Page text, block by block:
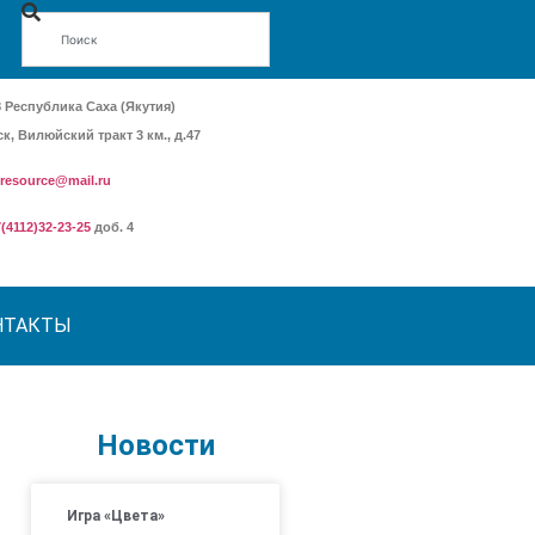
Республика Саха (Якутия)
Вилюйский тракт 3 км., д.47
23-25 доб. 4
Новости
Игра «Цвета»